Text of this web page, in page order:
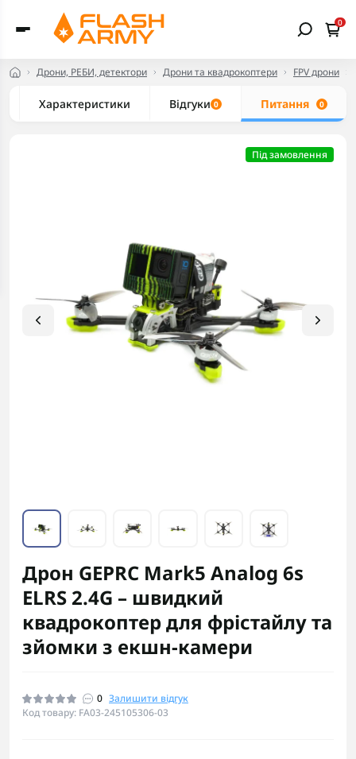
0
Дрони, РЕБИ, детектори Дрони та квадрокоптери FPV дрони
Характеристики Відгуки 0 Питання 0
Під замовлення
Дрон GEPRC Mark5 Analog 6s
ELRS 2.4G – швидкий
квадрокоптер для фрістайлу та
зйомки з екшн-камери
0 Залишити відгук
Код товару: FA03-245105306-03